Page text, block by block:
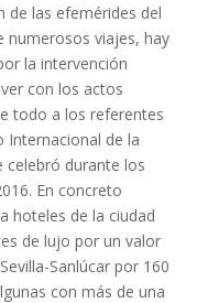
de las efemérides del
numerosos viajes, hay
la intervención
con los actos
todo a los referentes
Internacional de la
celebró durante los
En concreto
hoteles de la ciudad
de lujo por un valor
Sanlúcar por 160
con más de una